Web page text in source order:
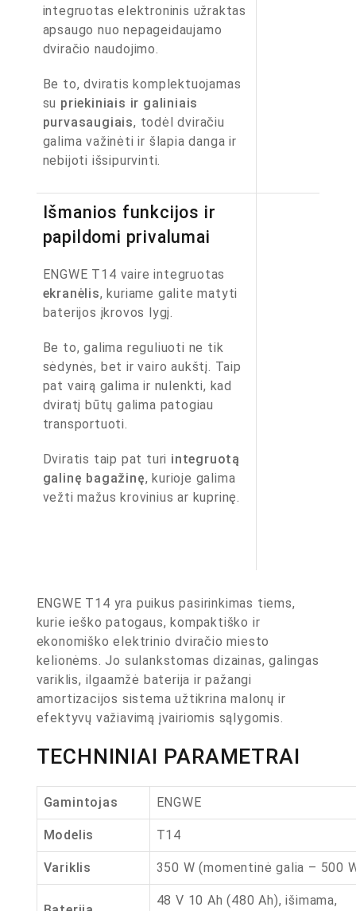
integruotas elektroninis užraktas
apsaugo nuo nepageidaujamo
dviračio naudojimo.
Be to, dviratis komplektuojamas
su priekiniais ir galiniais
purvasaugiais, todėl dviračiu
galima važinėti ir šlapia danga ir
nebijoti išsipurvinti.
Išmanios funkcijos ir
papildomi privalumai
ENGWE T14 vaire integruotas
ekranėlis, kuriame galite matyti
baterijos įkrovos lygį.
Be to, galima reguliuoti ne tik
sėdynės, bet ir vairo aukštį. Taip
pat vairą galima ir nulenkti, kad
dviratį būtų galima patogiau
transportuoti.
Dviratis taip pat turi integruotą
galinę bagažinę, kurioje galima
vežti mažus krovinius ar kuprinę.
ENGWE T14 yra puikus pasirinkimas tiems,
kurie ieško patogaus, kompaktiško ir
ekonomiško elektrinio dviračio miesto
kelionėms. Jo sulankstomas dizainas, galingas
variklis, ilgaamžė baterija ir pažangi
amortizacijos sistema užtikrina malonų ir
efektyvų važiavimą įvairiomis sąlygomis.
TECHNINIAI PARAMETRAI
Gamintojas ENGWE
Modelis T14
Variklis 350 W (momentinė galia – 500
48 V 10 Ah (480 Ah), išimama,